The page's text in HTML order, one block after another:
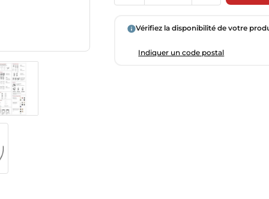
Vérifiez la disponibilité de votre
Indiquer un code postal